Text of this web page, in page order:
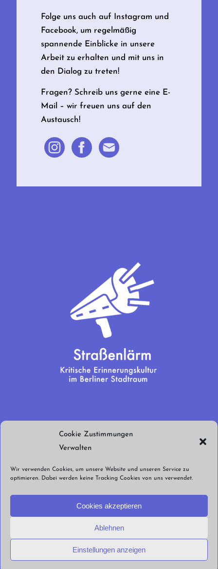
Cookie Zustimmungen
Verwalten
Wir verwenden Cookies, um unsere Website und unseren Service zu
optimieren. Dabei werden keine Tracking Cookies von uns verwendet.
Cookies akzeptieren
Ablehnen
Einstellungen anzeigen
Folge uns auch auf Instagram und
Facebook, um regelmäßig
spannende Einblicke in unsere
Arbeit zu erhalten und mit uns in
den Dialog zu treten!
Fragen? Schreib uns gerne eine E-
Mail – wir freuen uns auf den
Austausch!
Wir brauchen
euren Support!
Jetzt spenden!